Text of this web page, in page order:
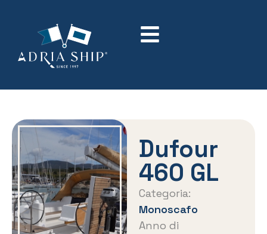
Dufour
460 GL
Categoria:
Monoscafo
Anno di